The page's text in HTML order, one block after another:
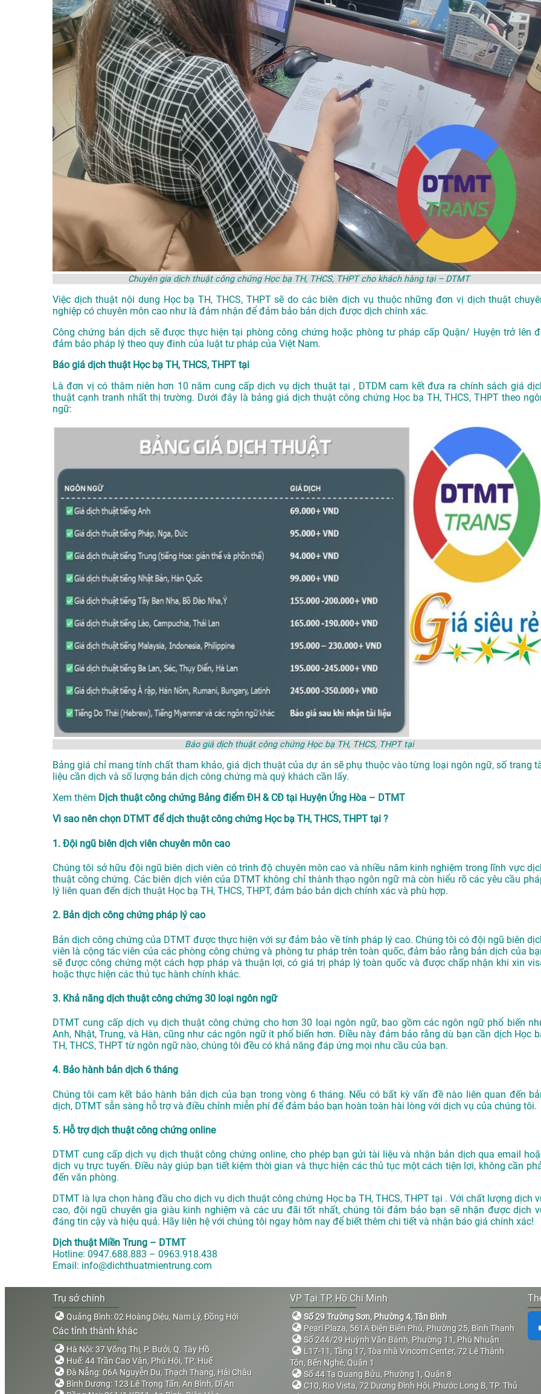
Chuyên gia dịch thuật công chứng Học bạ TH, THCS, THPT cho khách hàng tại – DTMT
Việc dịch thuật nội dung Học bạ TH, THCS, THPT sẽ do các biên dịch vụ thuộc những đơn vị dịch thuật
nghiệp có chuyên môn cao như là đảm nhận để đảm bảo bản dịch được dịch chính xác.
Công chứng bản dịch sẽ được thực hiện tại phòng công chứng hoặc phòng tư pháp cấp Quận/ Huyện trở lên
đảm bảo pháp lý theo quy đinh của luật tư pháp của Việt Nam.
Báo giá dịch thuật Học bạ TH, THCS, THPT tại
Là đơn vị có thâm niên hơn 10 năm cung cấp dịch vụdịch thuật tại , DTDM cam kết đưa ra chính sách giá
thuật cạnh tranh nhất thị trường. Dưới đây là bảng giá dịch thuật công chứng Học bạ TH, THCS, THPT theo
ngữ:
Báo giá dịch thuật công chứng Học bạ TH, THCS, THPT tại
Bảng giá chỉ mang tính chất tham khảo, giá dịch thuật của dự án sẽ phụ thuộc vào từng loại ngôn ngữ, số trang
liệu cần dịch và số lượng bản dịch công chứng mà quý khách cần lấy.
Xem thêm Dịch thuật công chứng Bảng điểm ĐH & CĐ tại Huyện Ứng Hòa – DTMT
Vì sao nên chọn DTMT để dịch thuật công chứng Học bạ TH, THCS, THPT tại ?
1. Đội ngũ biên dịch viên chuyên môn cao
Chúng tôi sở hữu đội ngũ biên dịch viên có trình độ chuyên môn cao và nhiều năm kinh nghiệm trong lĩnh vực
thuật công chứng. Các biên dịch viên của DTMT không chỉ thành thạo ngôn ngữ mà còn hiểu rõ các yêu cầu
lý liên quan đến dịch thuật Học bạ TH, THCS, THPT, đảm bảo bản dịch chính xác và phù hợp.
2. Bản dịch công chứng pháp lý cao
Bản dịch công chứng của DTMT được thực hiện với sự đảm bảo về tính pháp lý cao. Chúng tôi có đội ngũ biên
viên là cộng tác viên của các phòng công chứng và phòng tư pháp trên toàn quốc, đảm bảo rằng bản dịch của
sẽ được công chứng một cách hợp pháp và thuận lợi, có giá trị pháp lý toàn quốc và được chấp nhận khi xin
hoặc thực hiện các thủ tục hành chính khác.
3. Khả năng dịch thuật công chứng 30 loại ngôn ngữ
DTMT cung cấp dịch vụ dịch thuật công chứng cho hơn 30 loại ngôn ngữ, bao gồm các ngôn ngữ phổ biến
Anh, Nhật, Trung, và Hàn, cũng như các ngôn ngữ ít phổ biến hơn. Điều này đảm bảo rằng dù bạn cần dịch Học
TH, THCS, THPT từ ngôn ngữ nào, chúng tôi đều có khả năng đáp ứng mọi nhu cầu của bạn.
4. Bảo hành bản dịch 6 tháng
Chúng tôi cam kết bảo hành bản dịch của bạn trong vòng 6 tháng. Nếu có bất kỳ vấn đề nào liên quan đến
dịch, DTMT sẵn sàng hỗ trợ và điều chỉnh miễn phí để đảm bảo bạn hoàn toàn hài lòng với dịch vụ của chúng tôi.
5. Hỗ trợ dịch thuật công chứng online
DTMT cung cấp dịch vụ dịch thuật công chứng online, cho phép bạn gửi tài liệu và nhận bản dịch qua email
dịch vụ trực tuyến. Điều này giúp bạn tiết kiệm thời gian và thực hiện các thủ tục một cách tiện lợi, không cần
đến văn phòng.
DTMT là lựa chọn hàng đầu cho dịch vụ dịch thuật công chứng Học bạ TH, THCS, THPT tại . Với chất lượng dịch
cao, đội ngũ chuyên gia giàu kinh nghiệm và các ưu đãi tốt nhất, chúng tôi đảm bảo bạn sẽ nhận được dịch
đáng tin cậy và hiệu quả. Hãy liên hệ với chúng tôi ngay hôm nay để biết thêm chi tiết và nhận báo giá chính xác!
Dịch thuật Miền Trung – DTMT
Hotline: 0947.688.883 – 0963.918.438
Email: info@dichthuatmientrung.com
Trụ sở chính
Quảng Bình: 02 Hoàng Diệu, Nam Lý, Đồng Hới
Các tỉnh thành khác
Hà Nội: 37 Võng Thị, P. Bưởi, Q. Tây Hồ
Huế: 44 Trần Cao Vân, Phú Hội, TP. Huế
Đà Nẵng: 06A Nguyễn Du, Thạch Thang, Hải Châu
Bình Dương: 123 Lê Trọng Tấn, An Bình, Dĩ An
VP Tại TP. Hồ Chí Minh
Số 29 Trường Sơn, Phường 4, Tân Bình
Pearl Plaza, 561A Điện Biên Phủ, Phường 25, Bình Thạnh
Số 244/29 Huỳnh Văn Bánh, Phường 11, Phú Nhuận
L17-11, Tầng 17, Tòa nhà Vincom Center, 72 Lê Thánh
Tôn, Bến Nghé, Quận 1
Số 44 Tạ Quang Bửu, Phường 1, Quận 8
C10, Rio Vista, 72 Dương Đình Hội, Phước Long B, TP. Thủ